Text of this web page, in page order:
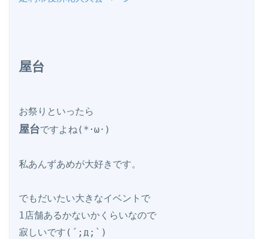
屋台
屋台ですよね(*･ω･)
私あんずあめが大好きです。
でもだいたい大きなイベントで
1店舗あるかないかくらいなので
寂しいです(´;д;`)